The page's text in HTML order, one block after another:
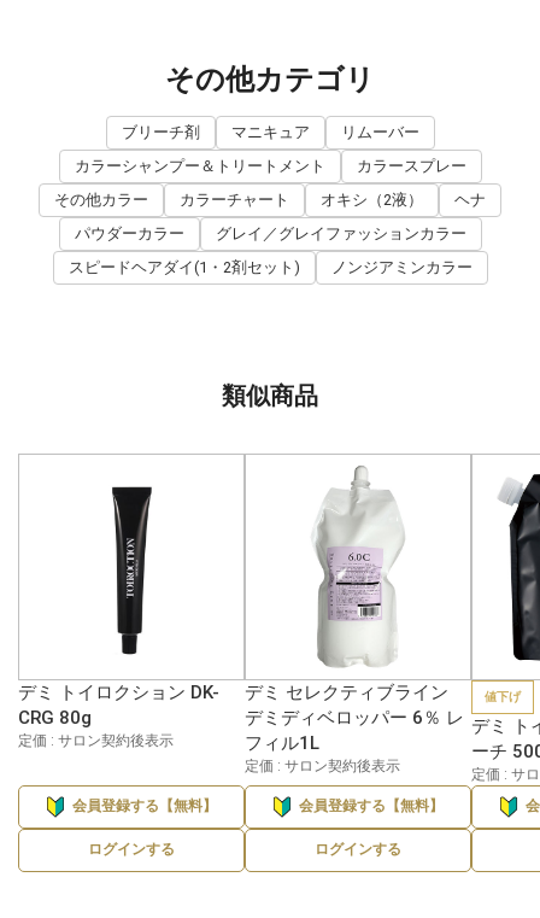
その他カテゴリ
ブリーチ剤 マニキュア
リムーバー
カラーシャンプー＆トリートメント
カラースプレー
その他カラー
カラーチャート オキシ（2液）
ヘナ
パウダーカラー
グレイ／グレイファッションカラー
スピードヘアダイ(1・2剤セット)
ノンジアミンカラー
類似商品
デミ トイロクション DK-
CRG 80g
定価 : サロン契約後表示
会員登録する【無料】
ログインする
デミ セレクティブライン
デミディベロッパー 6％ レ
フィル1L
定価 : サロン契約後表示
会員登録する【無料】
ログインする
値下げ
デミ ト
ーチ
定価 : サ